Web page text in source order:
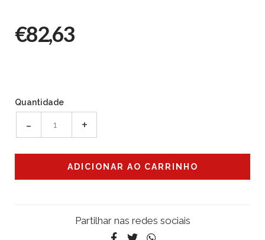
€82,63
Quantidade
- +
Partilhar nas redes sociais